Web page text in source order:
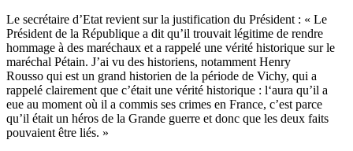
Le secrétaire d’Etat revient sur la justification du Président : « Le
Président de la République a dit qu’il trouvait légitime de rendre
hommage à des maréchaux et a rappelé une vérité historique sur le
maréchal Pétain. J’ai vu des historiens, notamment Henry
Rousso qui est un grand historien de la période de Vichy, qui a
rappelé clairement que c’était une vérité historique : l‘aura qu’il a
eue au moment où il a commis ses crimes en France, c’est parce
qu’il était un héros de la Grande guerre et donc que les deux faits
pouvaient être liés. »